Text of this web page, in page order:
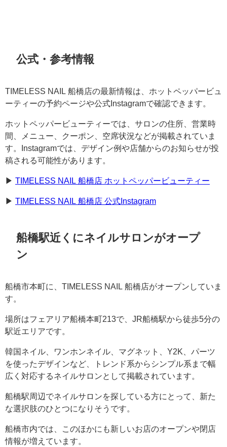
公式・参考情報
TIMELESS NAIL 船橋店の最新情報は、ホットペッパービュ
ーティーの予約ページや公式Instagramで確認できます。
ホットペッパービューティーでは、サロンの住所、営業時
間、メニュー、クーポン、空席状況などが掲載されていま
す。Instagramでは、デザイン例や店舗からのお知らせが投
稿される可能性があります。
▶︎ TIMELESS NAIL 船橋店 ホットペッパービューティー
▶︎ TIMELESS NAIL 船橋店 公式Instagram
船橋駅近くにネイルサロンがオープ
ン
船橋市本町に、TIMELESS NAIL 船橋店がオープンしていま
す。
場所はフェアリア船橋本町213で、JR船橋駅から徒歩5分の
駅近エリアです。
韓国ネイル、ワンホンネイル、マグネット、Y2K、パーツ
を使ったデザインなど、トレンド系からシンプル系まで幅
広く対応するネイルサロンとして掲載されています。
船橋駅周辺でネイルサロンを探している方にとって、新た
な選択肢のひとつになりそうです。
船橋市内では、このほかにも新しいお店のオープンや閉店
情報が増えています。